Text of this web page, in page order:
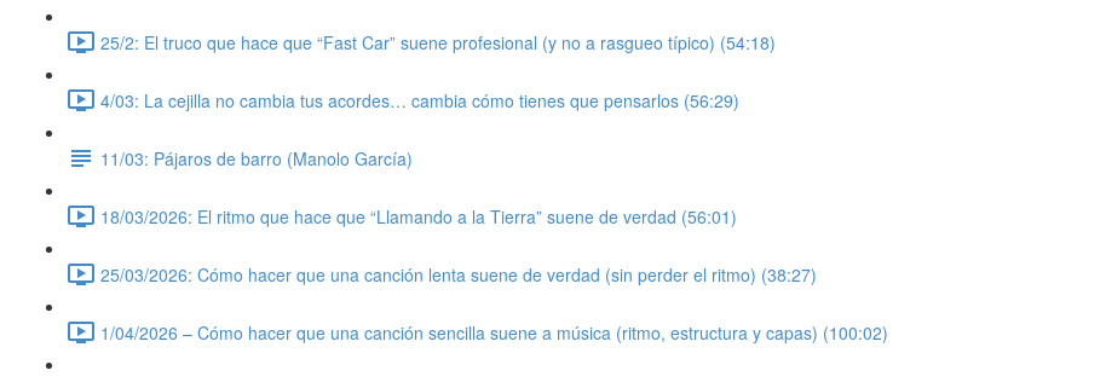
25/2: El truco que hace que “Fast Car” suene profesional (y no a rasgueo típico) (54:18)
4/03: La cejilla no cambia tus acordes… cambia cómo tienes que pensarlos (56:29)
11/03: Pájaros de barro (Manolo García)
18/03/2026: El ritmo que hace que “Llamando a la Tierra” suene de verdad (56:01)
25/03/2026: Cómo hacer que una canción lenta suene de verdad (sin perder el ritmo) (38:27)
1/04/2026 – Cómo hacer que una canción sencilla suene a música (ritmo, estructura y capas) (100:02)